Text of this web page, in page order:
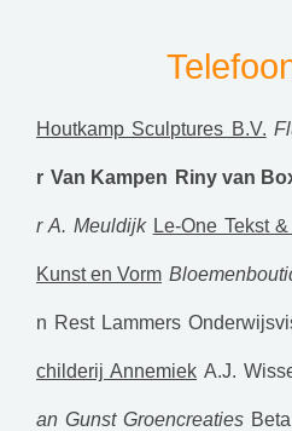
Houtkamp Sculptures B.V.
r Van Kampen Riny van
r A. Meuldijk Le-One Tekst
Kunst en Vorm
n Rest Lammers
childerij Annemiek A.J.
an Gunst Groencreaties